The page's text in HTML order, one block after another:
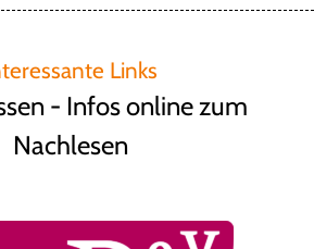
Links
- Infos online zum
Nachlesen